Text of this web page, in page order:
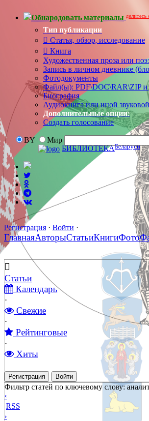
Обнародовать материалы
Тип публикации
Статья, обзор, исследование
Книга
Художественная проза или
Запись в личном дневнике
Фотодокументы
Файл(ы): PDF\DOC\RAR\ZIP и
Биография
Аудиокнига или иной
Дополнительные опции:
Создать голосование
BY
Мир
БИБЛИОТЕКАБеларуси
Регистрация · Войти ·
ГлавнаяАвторыСтатьиКнигиФото
Статьи
Календарь
·
Свежие
·
Рейтинговые
·
Хиты
Регистрация Войти
Фильтр статей по ключевому слову:
‹
RSS
›